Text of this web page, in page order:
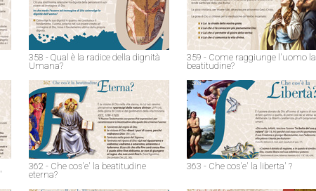
358 - Qual è la radice della dignità
Umana?
359 - Come raggiunge l'uomo la
beatitudine?
362 - Che cos'e' la beatitudine
eterna?
363 - Che cos'e' la liberta' ?